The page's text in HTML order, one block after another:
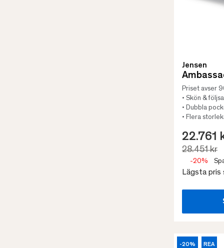
Jensen
Priset avser
• Skön &
• Dubbla
• Flera
22.761
28.451 kr
-20%
Lägsta pris
-20% REA